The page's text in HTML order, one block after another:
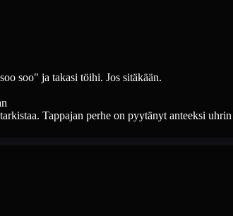
soo" ja takasi töihi. Jos sitäkään.
Tappajan perhe on pyytänyt anteeksi